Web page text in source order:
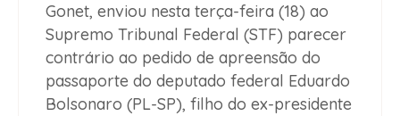
Gonet, enviou nesta terça-feira (18) ao
Supremo Tribunal Federal (STF) parecer
contrário ao pedido de apreensão do
passaporte do deputado federal Eduardo
Bolsonaro (PL-SP), filho do ex-presidente